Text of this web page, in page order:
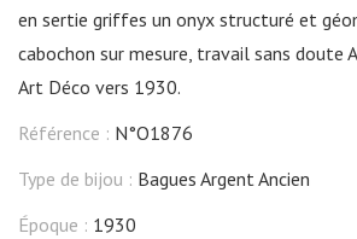
en sertie griffes un onyx structuré et
cabochon sur mesure, travail sans doute
Art Déco vers 1930.
Référence : N°O1876
Type de bijou : Bagues Argent Ancien
Époque : 1930